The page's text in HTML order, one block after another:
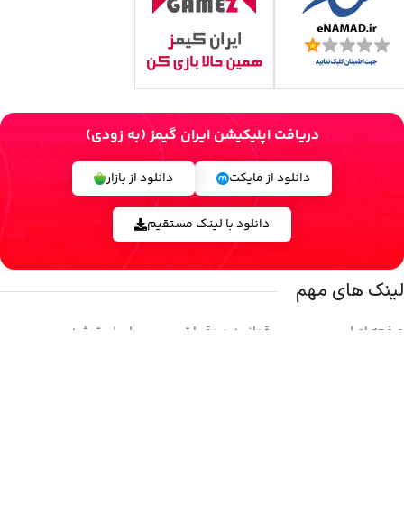
دریافت اپلیکیشن ایران گیمز (به زودی)
دانلود از مایکت دانلود از بازار
دانلود با لینک مستقیم
لینک های مهم
صفحه اصلی
قوانین و مقررات
پلی استیشن